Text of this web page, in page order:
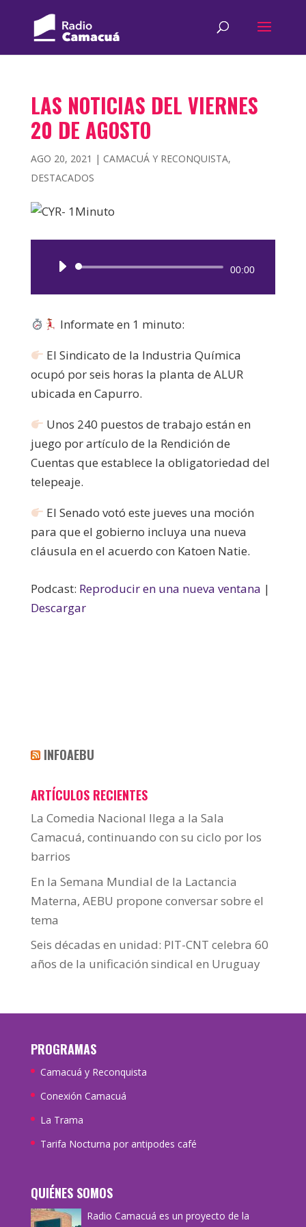
LAS NOTICIAS DEL VIERNES
20 DE AGOSTO
AGO 20, 2021 | CAMACUÁ Y RECONQUISTA,
DESTACADOS
Reproductor
00:00
Informate en 1 minuto:
El Sindicato de la Industria Química
ocupó por seis horas la planta de ALUR
ubicada en Capurro.
Unos 240 puestos de trabajo están en
juego por artículo de la Rendición de
Cuentas que establece la obligatoriedad del
telepeaje.
El Senado votó este jueves una moción
para que el gobierno incluya una nueva
cláusula en el acuerdo con Katoen Natie.
Podcast: Reproducir en una nueva ventana |
Descargar
INFOAEBU
ARTÍCULOS RECIENTES
La Comedia Nacional llega a la Sala
Camacuá, continuando con su ciclo por los
barrios
En la Semana Mundial de la Lactancia
Materna, AEBU propone conversar sobre el
tema
Seis décadas en unidad: PIT-CNT celebra 60
años de la unificación sindical en Uruguay
PROGRAMAS
Camacuá y Reconquista
Conexión Camacuá
La Trama
Tarifa Nocturna por antipodes café
QUIÉNES SOMOS
Radio Camacuá es un proyecto de la